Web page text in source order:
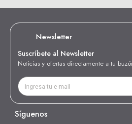
Newsletter
Suscríbete al Newsletter
Noticias y ofertas directamente a tu
Síguenos